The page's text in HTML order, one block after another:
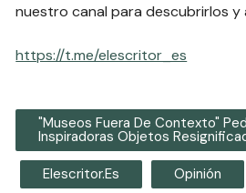
nuestro canal para descubrirlos y
https://t.me/elescritor_es
"Museos Fuera De Contexto"
Inspiradoras Objetos
Elescritor.es Opinión